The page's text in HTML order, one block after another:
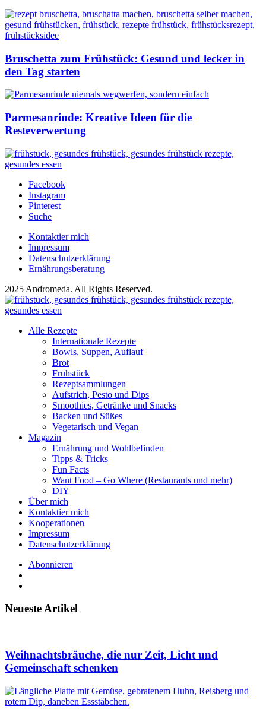
Bruschetta zum Frühstück: Gesund und lecker in
den Tag starten
Parmesanrinde: Kreative Ideen für die
Resteverwertung
Facebook
Instagram
Pinterest
Suche
Kontaktier mich
Impressum
Datenschutzerklärung
Ernährungsberatung
2025 Andromeda. All Rights Reserved.
Alle Rezepte
Internationale Rezepte
Bowls, Suppen, Auflauf
Brot
Frühstück
Rezeptsammlungen
Aufstrich, Pesto und Dips
Smoothies, Getränke und Snacks
Backen und Süßes
Vegetarisch und Vegan
Magazin
Ernährung und Wohlbefinden
Tipps & Tricks
Fun Facts
Want Food – Go Where (Restaurants und mehr)
DIY
Über mich
Kontaktier mich
Kooperationen
Impressum
Datenschutzerklärung
Abonnieren
Neueste Artikel
Weihnachtsbräuche, die nur Zeit, Licht und
Gemeinschaft schenken